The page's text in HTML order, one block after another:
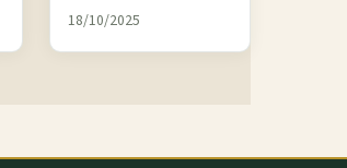
18/10/2025